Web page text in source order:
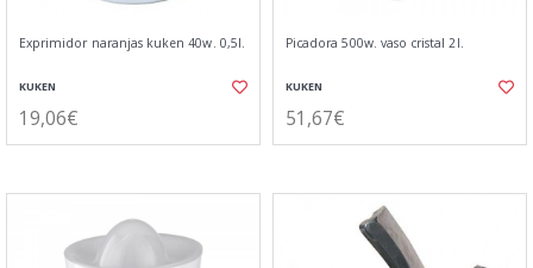
Exprimidor naranjas kuken 40w. 0,5l.
KUKEN
19,06€
Picadora 500w. vaso cristal 2l.
KUKEN
51,67€